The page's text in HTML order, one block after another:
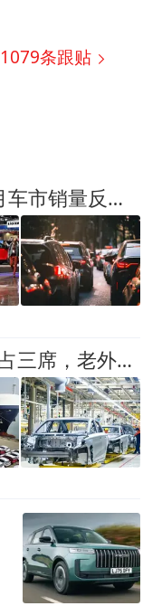
1079条跟贴
大盘大跌，龙头暴涨，7月车市销量反常识？
国产车杀疯了！全球前十占三席，老外终于承认中国造车牛！